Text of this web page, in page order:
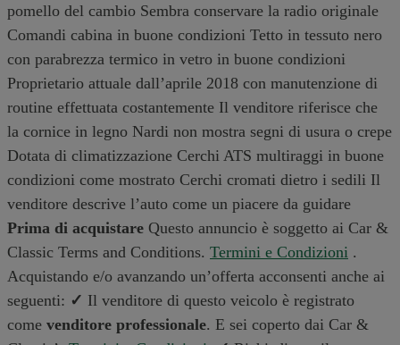
pomello del cambio Sembra conservare la radio originale
Comandi cabina in buone condizioni Tetto in tessuto nero
con parabrezza termico in vetro in buone condizioni
Proprietario attuale dall’aprile 2018 con manutenzione di
routine effettuata costantemente Il venditore riferisce che
la cornice in legno Nardi non mostra segni di usura o crepe
Dotata di climatizzazione Cerchi ATS multiraggi in buone
condizioni come mostrato Cerchi cromati dietro i sedili Il
venditore descrive l’auto come un piacere da guidare
Prima di acquistare Questo annuncio è soggetto ai Car &
Classic Terms and Conditions. Termini e Condizioni .
Acquistando e/o avanzando un’offerta acconsenti anche ai
seguenti: ✓ Il venditore di questo veicolo è registrato
come venditore professionale. E sei coperto dai Car &